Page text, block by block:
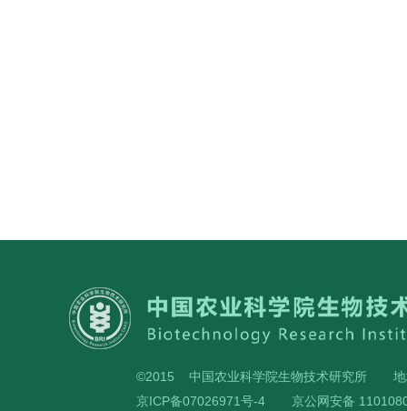
©2015 中国农业科学院生物技术研究所
京ICP备07026971号-4
京公网安备